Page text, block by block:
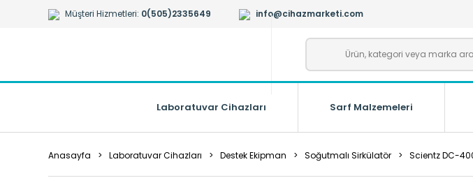
Müşteri Hizmetleri: 0(505)2335649 info@cihazmarketi.com
Laboratuvar Cihazları Sarf Malzemeleri
Anasayfa Laboratuvar Cihazları Destek Ekipman Soğutmalı Sirkülatör Scientz DC-